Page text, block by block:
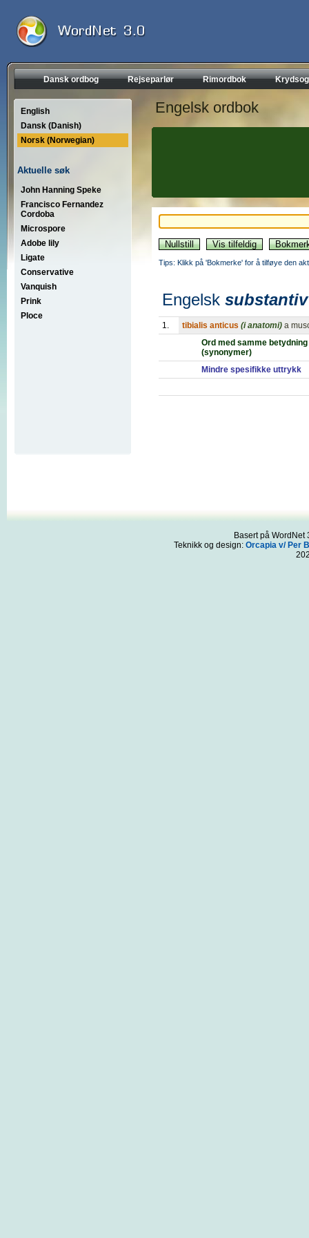
Dansk ordbog Rejseparlør Rimordbok
English
Dansk (Danish)
Norsk (Norwegian)
Aktuelle søk
John Hanning Speke
Francisco Fernandez
Cordoba
Microspore
Adobe lily
Ligate
Conservative
Vanquish
Prink
Ploce
Engelsk ordbok
Tips: Klikk på 'Bokmerke' for å tilføye den
Engelsk substantiv
1. tibialis anticus (i anatomi) a
Ord med samme betydning
(synonymer)
Mindre spesifikke uttrykk
Basert på
Teknikk og design: Orcapia v/ Per